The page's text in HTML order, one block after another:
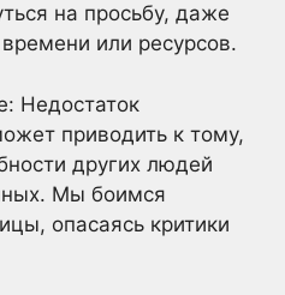
на просьбу, даже
или ресурсов.
Недостаток
приводить к тому,
других людей
Мы боимся
опасаясь критики